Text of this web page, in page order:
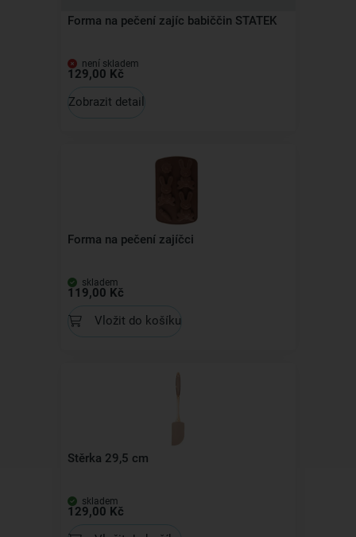
Forma na pečení zajíc babiččin STATEK
není skladem
129,00 Kč
Zobrazit detail
Forma na pečení zajíčci
skladem
119,00 Kč
Vložit do košíku
Stěrka 29,5 cm
skladem
129,00 Kč